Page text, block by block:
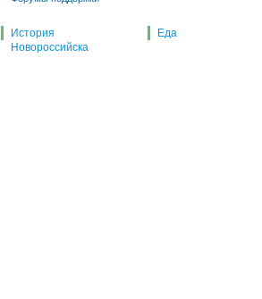
История
Новороссийска
Еда